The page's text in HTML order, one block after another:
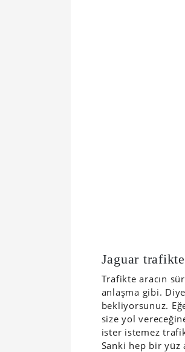
Jaguar
Trafikte aracın
anlaşma gibi.
bekliyorsunuz.
size yol
ister istemez
Sanki hep bir yüz